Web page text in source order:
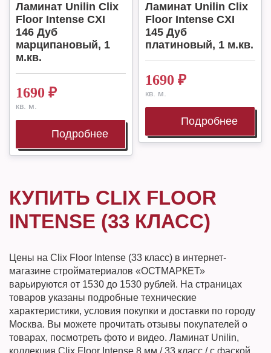
Ламинат Unilin Clix
Floor Intense CXI
146 Дуб
марципановый, 1
м.кв.
1690 ₽
кв. м.
Подробнее
Ламинат Unilin Clix
Floor Intense CXI
145 Дуб
платиновый, 1 м.кв.
1690 ₽
кв. м.
Подробнее
КУПИТЬ CLIX FLOOR
INTENSE (33 КЛАСС)
Цены на Clix Floor Intense (33 класс) в интернет-
магазине стройматериалов «ОСТМАРКЕТ»
варьируются от 1530 до 1530 рублей. На страницах
товаров указаны подробные технические
характеристики, условия покупки и доставки по городу
Москва. Вы можете прочитать отзывы покупателей о
товарах, посмотреть фото и видео. Ламинат Unilin,
коллекция Clix Floor Intense 8 мм / 33 класс / с фаской